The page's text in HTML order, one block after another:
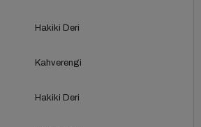
Hakiki Deri
Kahverengi
Hakiki Deri